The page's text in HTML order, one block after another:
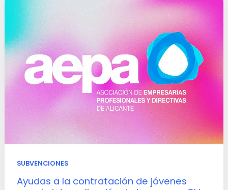
SUBVENCIONES
Ayudas a la contratación de jóvenes